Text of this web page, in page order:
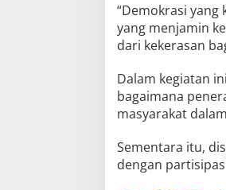
“Demokrasi
yang menjamin
dari kekerasan
Dalam kegiatan
bagaimana
masyarakat
Sementara itu,
dengan